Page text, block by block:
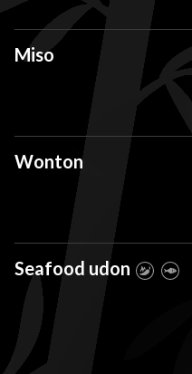
Miso
Wonton
Seafood udon